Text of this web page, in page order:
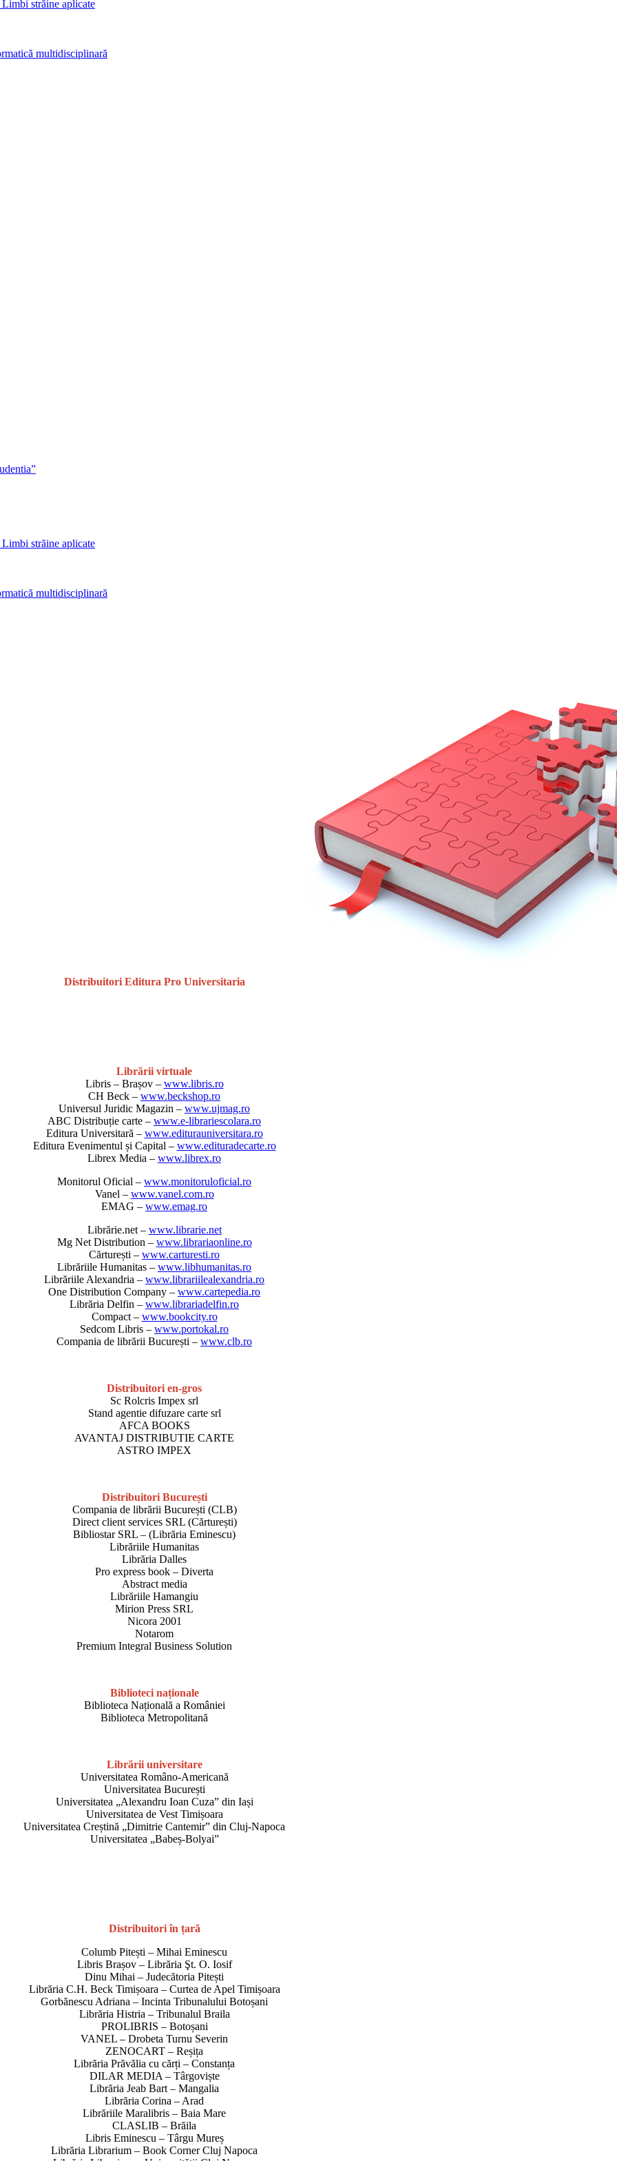
străine aplicate
multidisciplinară
străine aplicate
multidisciplinară
Distribuitori Editura Pro Universitaria
Librării virtuale
Libris – Brașov – www.libris.ro
CH Beck – www.beckshop.ro
Universul Juridic Magazin – www.ujmag.ro
ABC Distribuție carte – www.e-librariescolara.ro
Editura Universitară – www.editurauniversitara.ro
Editura Evenimentul și Capital – www.edituradecarte.ro
Librex Media – www.librex.ro
Monitorul Oficial – www.monitoruloficial.ro
Vanel – www.vanel.com.ro
EMAG – www.emag.ro
Librărie.net – www.librarie.net
Mg Net Distribution – www.librariaonline.ro
Cărturești – www.carturesti.ro
Librăriile Humanitas – www.libhumanitas.ro
Librăriile Alexandria – www.librariilealexandria.ro
One Distribution Company – www.cartepedia.ro
Librăria Delfin – www.librariadelfin.ro
Compact – www.bookcity.ro
Sedcom Libris – www.portokal.ro
Compania de librării București – www.clb.ro
Distribuitori en-gros
Sc Rolcris Impex srl
Stand agentie difuzare carte srl
AFCA BOOKS
AVANTAJ DISTRIBUTIE CARTE
ASTRO IMPEX
Distribuitori București
Compania de librării București (CLB)
Direct client services SRL (Cărturești)
Bibliostar SRL – (Librăria Eminescu)
Librăriile Humanitas
Librăria Dalles
Pro express book – Diverta
Abstract media
Librăriile Hamangiu
Mirion Press SRL
Nicora 2001
Notarom
Premium Integral Business Solution
Biblioteci naționale
Biblioteca Națională a României
Biblioteca Metropolitană
Librării universitare
Universitatea Româno-Americană
Universitatea București
Universitatea „Alexandru Ioan Cuza” din Iași
Universitatea de Vest Timișoara
Universitatea Creștină „Dimitrie Cantemir” din Cluj-Napoca
Universitatea „Babeș-Bolyai”
Distribuitori în țară
Columb Pitești – Mihai Eminescu
Libris Brașov – Librăria Şt. O. Iosif
Dinu Mihai – Judecătoria Pitești
Librăria C.H. Beck Timișoara – Curtea de Apel Timișoara
Gorbănescu Adriana – Incinta Tribunalului Botoșani
Librăria Histria – Tribunalul Braila
PROLIBRIS – Botoșani
VANEL – Drobeta Turnu Severin
ZENOCART – Reșița
Librăria Prăvălia cu cărți – Constanța
DILAR MEDIA – Târgoviște
Librăria Jeab Bart – Mangalia
Librăria Corina – Arad
Librăriile Maralibris – Baia Mare
CLASLIB – Brăila
Libris Eminescu – Târgu Mureș
Librăria Librarium – Book Corner Cluj Napoca